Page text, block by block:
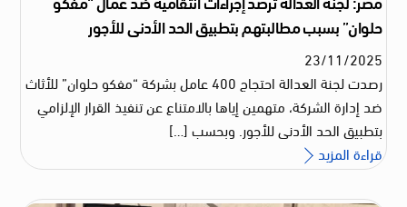
حلوان” بسبب مطالبتهم بتطبيق الحد الأدنى للأجور
23/11/2025
رصدت لجنة العدالة احتجاج 400 عامل بشركة “مفكو حلوان” للأثاث
ضد إدارة الشركة، متهمين إياها بالامتناع عن تنفيذ القرار الإلزامي
بتطبيق الحد الأدنى للأجور. وبحسب […]
قراءة المزيد